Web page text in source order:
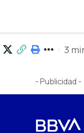
3
- Publicidad -